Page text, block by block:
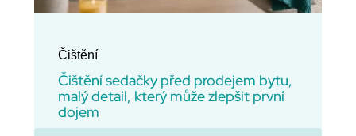
Čištění
Čištění sedačky před prodejem bytu,
malý detail, který může zlepšit první
dojem